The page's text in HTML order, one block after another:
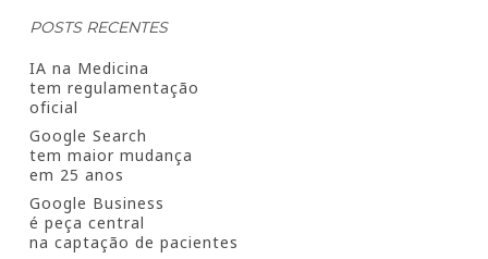
POSTS RECENTES
IA na Medicina
tem regulamentação
oficial
Google Search
tem maior mudança
em 25 anos
Google Business
é peça central
na captação de pacientes